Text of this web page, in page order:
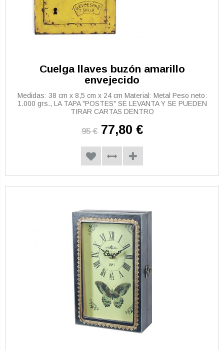
Cuelga llaves buzón amarillo
envejecido
Medidas: 38 cm x 8,5 cm x 24 cm Material: Metal Peso neto:
1.000 grs., LA TAPA "POSTES" SE LEVANTA Y SE PUEDEN
TIRAR CARTAS DENTRO
95 € 77,80 €